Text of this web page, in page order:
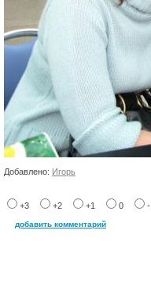
Добавлено: Игорь
+3 +2 +1 0
добавить комментарий